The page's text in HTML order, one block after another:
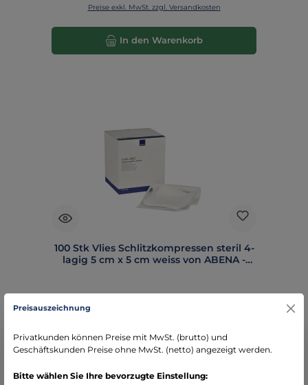
Preise exkl. MwSt. zzgl. Versandkosten
In den Warenkorb
100 Stk Vlies Schlitzkompressen steril 4-
lagig 5 cm x 5 cm weiss von ABENA -
Regulärer Preis:
3,11 €
Preise exkl. MwSt. zzgl. Versandkosten
Preisauszeichnung
Privatkunden können Preise mit MwSt. (brutto) und
Geschäftskunden Preise ohne MwSt. (netto) angezeigt werden.
Bitte wählen Sie Ihre bevorzugte Einstellung: